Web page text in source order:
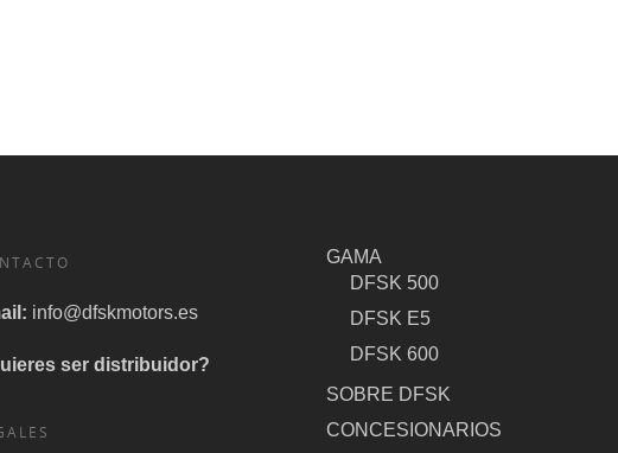
info@dfskmotors.es
ser distribuidor?
GAMA
DFSK 500
DFSK E5
DFSK 600
SOBRE DFSK
CONCESIONARIOS